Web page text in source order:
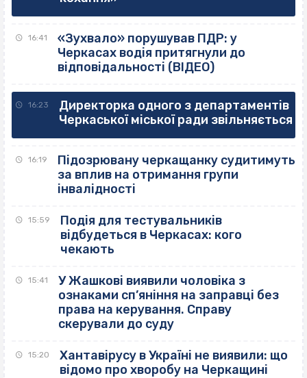
16:41
«Зухвало» порушував ПДР: у
Черкасах водія притягнули до
відповідальності (ВІДЕО)
16:23
Директорка одного з департаментів
Черкаської міської ради звільняється
16:19
Підозрювану черкащанку судитимуть
за вплив на отримання групи
інвалідності
15:59
Подія для тестувальників
відбудеться в Черкасах: кого
чекають
15:41
У Жашкові виявили чоловіка з
ознаками сп’яніння на заправці без
права на керування. Справу
скерували до суду
15:20
Хантавірусу в Україні не виявили: що
відомо про хворобу на Черкащині